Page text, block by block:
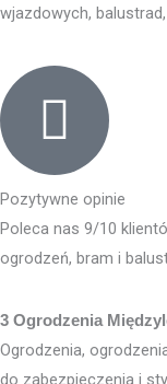
wjazdowych,
Pozytywne opinie
Poleca nas 9/10
ogrodzeń, bram i
3 Ogrodzenia
Ogrodzenia,
do zabezpieczenia i